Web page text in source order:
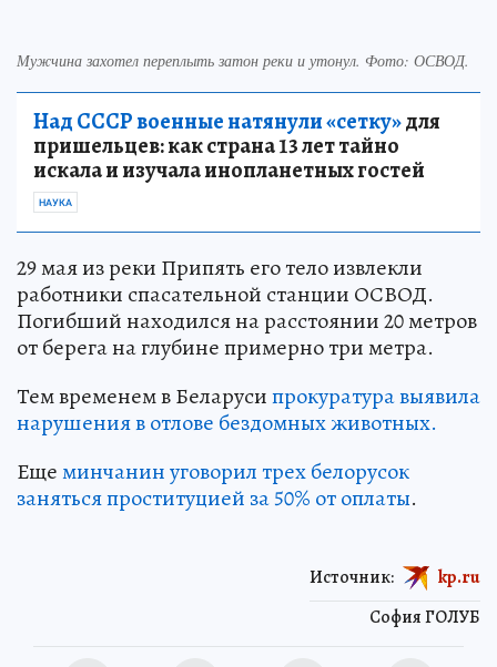
Мужчина захотел переплыть затон реки и утонул. Фото: ОСВОД.
Над СССР военные натянули «сетку»для
пришельцев: как страна 13 лет тайно
искала и изучала инопланетных гостей
НАУКА
29 мая из реки Припять его тело извлекли
работники спасательной станции ОСВОД.
Погибший находился на расстоянии 20 метров
от берега на глубине примерно три метра.
Тем временем в Беларусипрокуратура выявила
нарушения в отлове бездомных животных.
Ещеминчанин уговорил трех белорусок
заняться проституцией за 50% от оплаты.
София ГОЛУБ
Источник: kp.ru